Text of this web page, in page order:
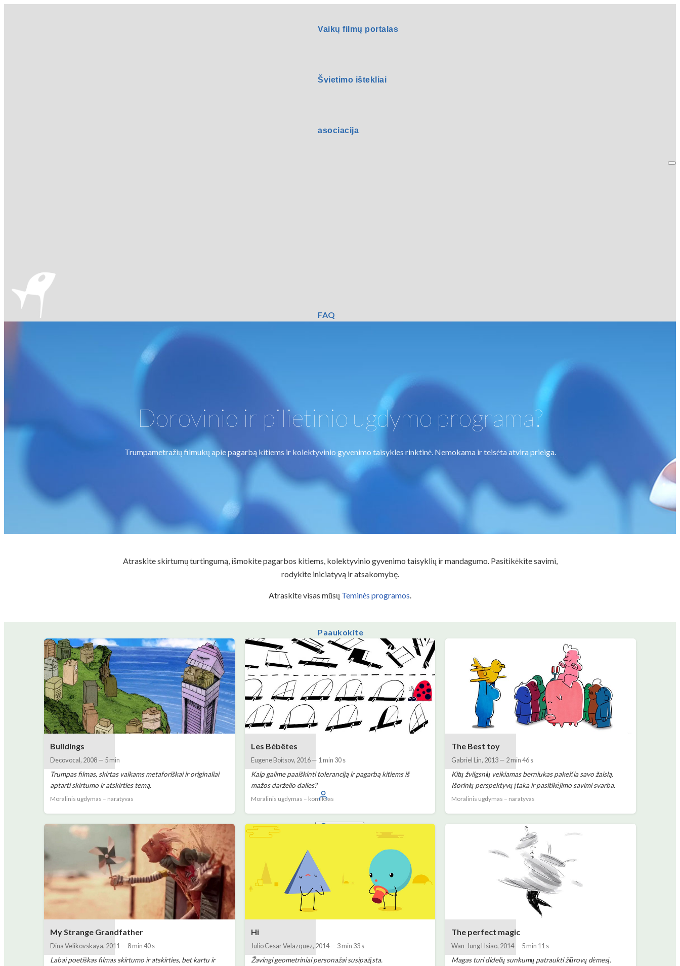
Vaikų filmų portalas
Švietimo ištekliai
asociacija
FAQ
Paaukokite
Prisijunkite
Dorovinio ir pilietinio ugdymo programa?
Trumpametražių filmukų apie pagarbą kitiems ir kolektyvinio gyvenimo taisykles rinktinė. Nemokama ir teisėta atvira prieiga.
Atraskite skirtumų turtingumą, išmokite pagarbos kitiems, kolektyvinio gyvenimo taisyklių ir mandagumo. Pasitikėkite savimi,
rodykite iniciatyvą ir atsakomybę.
Atraskite visas mūsų Teminės programos.
Buildings
Decovocal, 2008— 5 min
Trumpas filmas, skirtas vaikams metaforiškai ir originaliai
aptarti skirtumo ir atskirties temą.
Moralinis ugdymas – naratyvas
Les Bébêtes
Eugene Boitsov, 2016— 1 min 30 s
Kaip galime paaiškinti toleranciją ir pagarbą kitiems iš
mažos darželio dalies?
Moralinis ugdymas – komiksas
The Best toy
Gabriel Lin, 2013— 2 min 46 s
Kitų žvilgsnių veikiamas berniukas pakeičia savo žaislą.
Išorinių perspektyvų įtaka ir pasitikėjimo savimi svarba.
Moralinis ugdymas – naratyvas
My Strange Grandfather
Dina Velikovskaya, 2011 — 8 min 40 s
Labai poetiškas filmas skirtumo ir atskirties, bet kartu ir
Hi
Julio Cesar Velazquez, 2014— 3 min 33 s
Žavingi geometriniai personažai susipažįsta.
The perfect magic
Wan-Jung Hsiao, 2014— 5 min 11 s
Magas turi didelių sunkumų patraukti žiūrovų dėmesį.